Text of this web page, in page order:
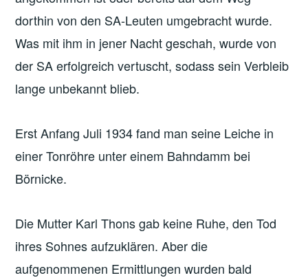
dorthin von den SA-Leuten umgebracht wurde.
Was mit ihm in jener Nacht geschah, wurde von
der SA erfolgreich vertuscht, sodass sein Verbleib
lange unbekannt blieb.
Erst Anfang Juli 1934 fand man seine Leiche in
einer Tonröhre unter einem Bahndamm bei
Börnicke.
Die Mutter Karl Thons gab keine Ruhe, den Tod
ihres Sohnes aufzuklären. Aber die
aufgenommenen Ermittlungen wurden bald